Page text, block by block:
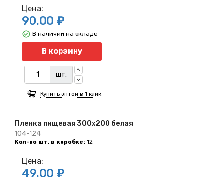
Пленка пищевая 300х200 белая
104-124
Кол-во шт. в коробке: 12
Цена:
90.00 ₽
В корзину
шт.
В наличии на складе
Купить оптом в 1 клик
Цена:
49.00 ₽